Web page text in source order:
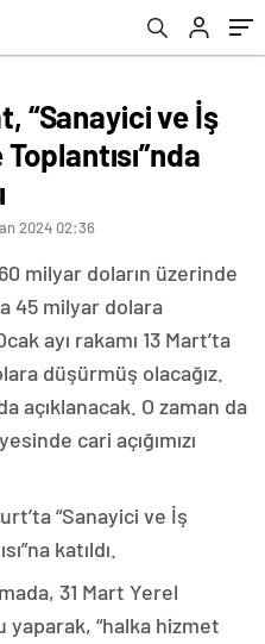
“Sanayici ve İş
2024 02:36
milyar doların üzerinde
45 milyar dolara
ayı rakamı 13 Mart’ta
düşürmüş olacağız.
açıklanacak. O zaman da
cari açığımızı
“Sanayici ve İş
katıldı.
31 Mart Yerel
“halka hizmet